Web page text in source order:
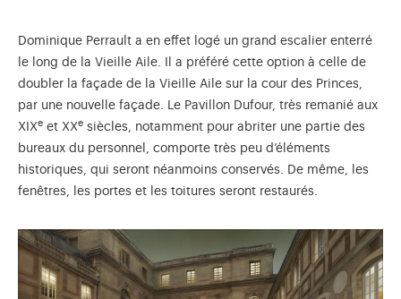
Dominique Perrault a en effet logé un grand escalier enterré
le long de la Vieille Aile. Il a préféré cette option à celle de
doubler la façade de la Vieille Aile sur la cour des Princes,
par une nouvelle façade. Le Pavillon Dufour, très remanié aux
XIXe et XXe siècles, notamment pour abriter une partie des
bureaux du personnel, comporte très peu d’éléments
historiques, qui seront néanmoins conservés. De même, les
fenêtres, les portes et les toitures seront restaurés.